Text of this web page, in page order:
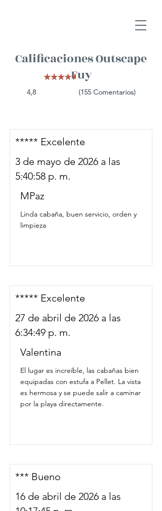
Calificaciones Outscape
Fuy
4,8 (155Comentarios)
***** Excelente
3 de mayo de 2026 a las
5:40:58 p. m.
MPaz
Linda cabaña, buen servicio, orden y
limpieza
***** Excelente
27 de abril de 2026 a las
6:34:49 p. m.
Valentina
El lugar es increíble, las cabañas bien
equipadas con estufa a Pellet. La vista
es hermosa y se puede salir a caminar
por la playa directamente.
*** Bueno
16 de abril de 2026 a las